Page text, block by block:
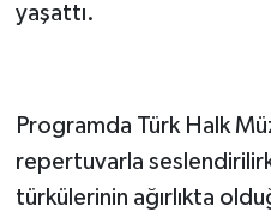
yaşattı.
Programda Türk Halk
repertuvarla
türkülerinin ağırlıkta